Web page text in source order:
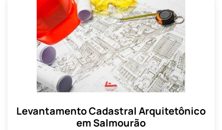
Levantamento Cadastral Arquitetônico
em Salmourão